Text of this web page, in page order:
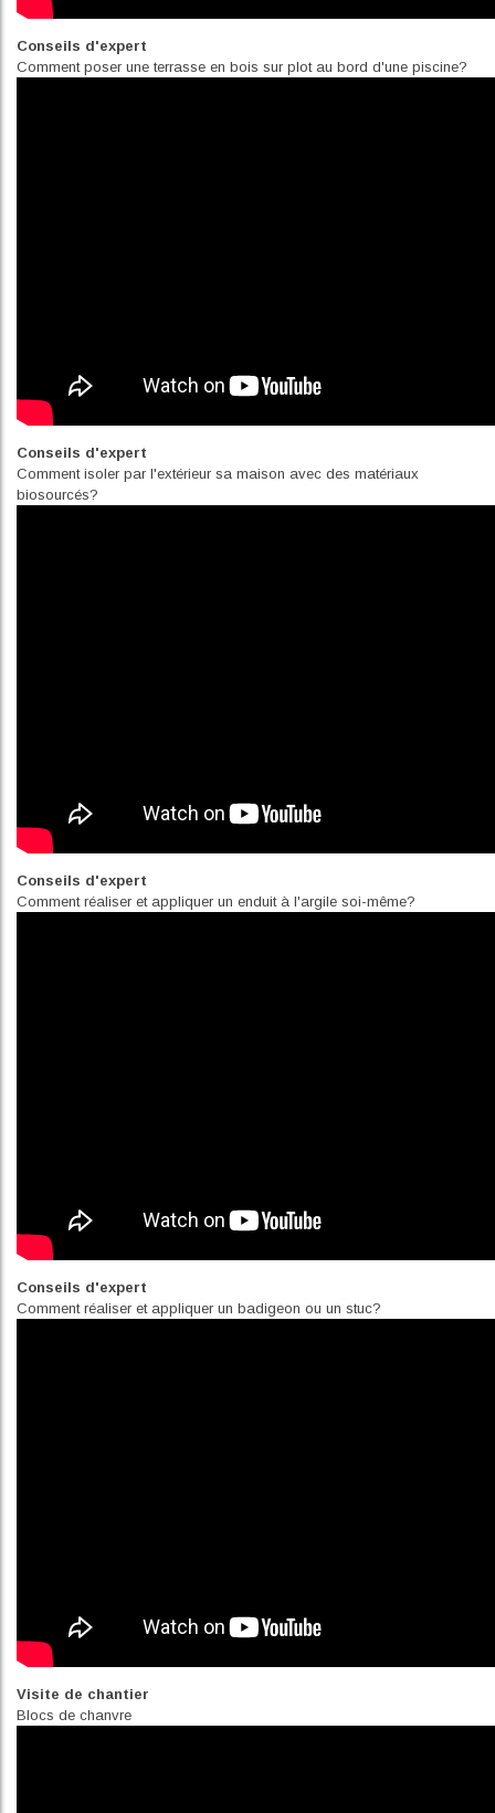
Conseils d'expert
Comment poser une terrasse en bois sur plot au bord d'une piscine?
Conseils d'expert
Comment isoler par l'extérieur sa maison avec des matériaux
biosourcés?
Conseils d'expert
Comment réaliser et appliquer un enduit à l'argile soi-même?
Conseils d'expert
Comment réaliser et appliquer un badigeon ou un stuc?
Visite de chantier
Blocs de chanvre